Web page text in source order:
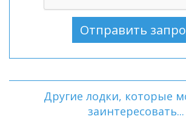
Другие лодки, которые
заинтересовать...